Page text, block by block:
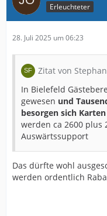
Erleuchteter
28. Juli 2025 um 06:23
Zitat von Stephan
In Bielefeld
gewesen und
besorgen sich
werden ca 2600 plus
Auswärtssupport
Das dürfte wohl
werden ordentlich